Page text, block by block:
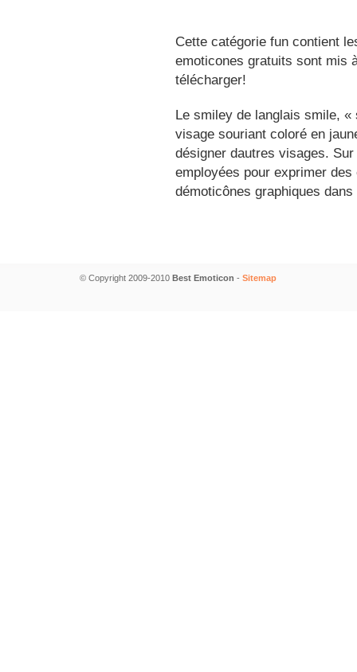
Cette catégorie fun contient
emoticones gratuits sont mis
télécharger!
Le smiley de langlais smile,
visage souriant coloré en
désigner dautres visages.
employées pour exprimer
démoticônes graphiques
© Copyright 2009-2010 Best Emoticon - Sitemap